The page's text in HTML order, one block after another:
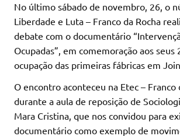
No último sábado de novembro, 26, o
Liberdade e Luta – Franco da Rocha
debate com o documentário
Ocupadas”, em comemoração aos seus
ocupação das primeiras fábricas em
O encontro aconteceu na Etec – Franco
durante a aula de reposição de
Mara Cristina, que nos convidou para
documentário como exemplo de